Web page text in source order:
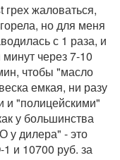
жаловаться,
но для меня
с 1 раза, и
через 7-10
чтобы "масло
емкая, ни разу
и "полицейскими"
у большинства
у дилера" - это
и 10700 руб. за